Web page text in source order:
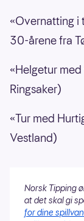
«Overnatting i
30-årene fra
«Helgetur
Ringsaker)
«Tur med
Vestland)
Norsk Tipping
at det skal gi
for dine